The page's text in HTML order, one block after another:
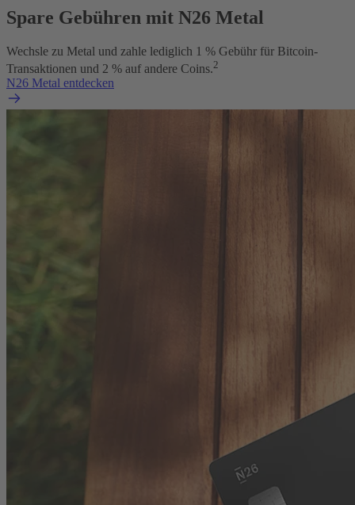
Spare Gebühren mit N26 Metal
Wechsle zu Metal und zahle lediglich 1 % Gebühr für Bitcoin-
Transaktionen und 2 % auf andere Coins.2
N26 Metal entdecken